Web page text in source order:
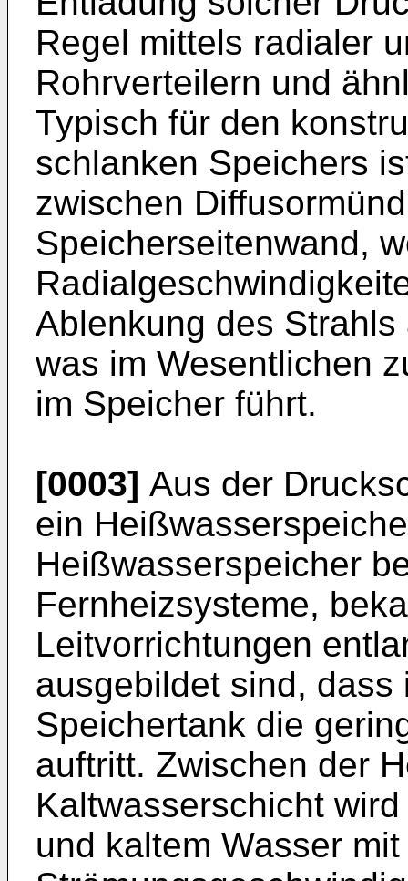
Regel mittels radialer
Rohrverteilern und
Typisch für den
schlanken Speichers
zwischen
Speicherseitenwand,
Ablenkung des
was im Wesentlichen
im Speicher führt.
[0003] Aus der
ein
Heißwasserspeicher
Fernheizsysteme,
Leitvorrichtungen
ausgebildet sind, dass
Speichertank die
auftritt. Zwischen der
Kaltwasserschicht
und kaltem Wasser